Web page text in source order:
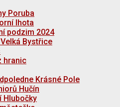
Poruba
lhota
podzim 2024
Bystřice
hranic
Krásné Pole
Hučín
Hlubočky